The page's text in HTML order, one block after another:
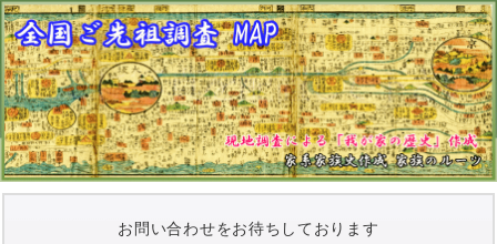
お問い合わせをお待ちしております